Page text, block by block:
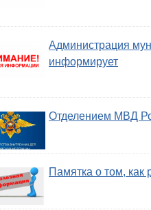
Администрация
информирует
Отделением МВД
Памятка о том, как